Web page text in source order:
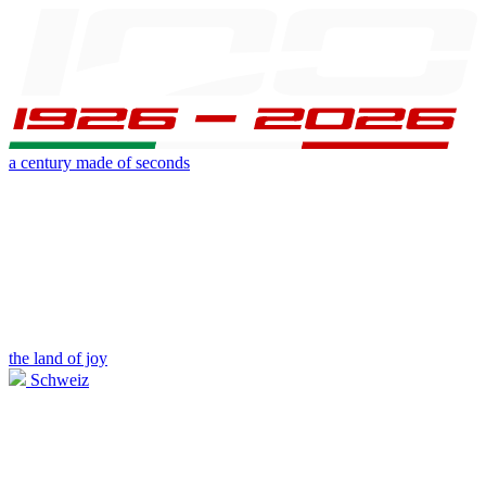
a century made of seconds
the land of joy
Schweiz